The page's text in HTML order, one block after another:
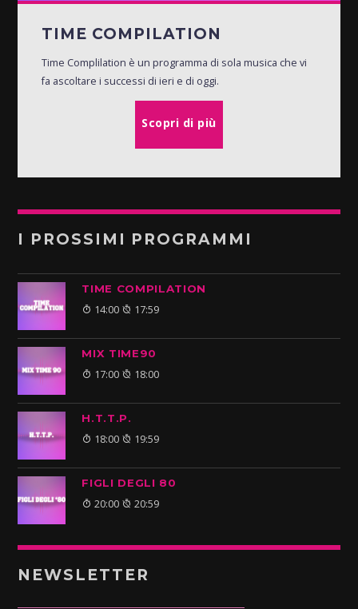
TIME COMPILATION
Time Complilation è un programma di sola musica che vi
fa ascoltare i successi di ieri e di oggi.
Scopri di più
I PROSSIMI PROGRAMMI
TIME COMPILATION
14:00 17:59
MIX TIME90
17:00 18:00
H.T.T.P.
18:00 19:59
FIGLI DEGLI 80
20:00 20:59
NEWSLETTER